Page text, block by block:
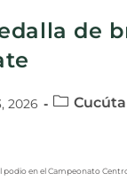
de
2026 Cucúta
en el Campeonato